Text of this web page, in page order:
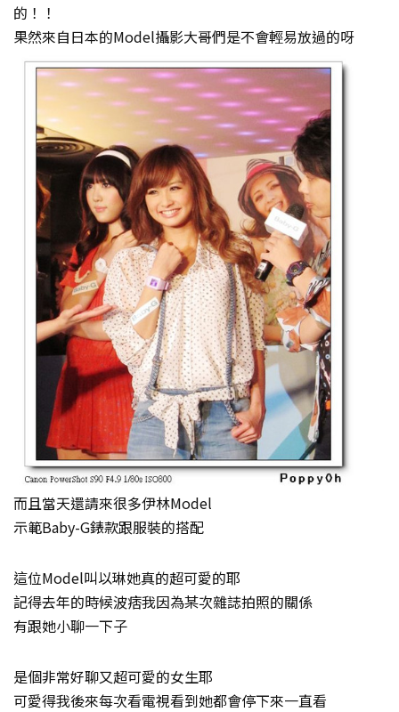
的！！
果然來自日本的Model攝影大哥們是不會輕易放過的呀
而且當天還請來很多伊林Model
示範Baby-G錶款跟服裝的搭配
這位Model叫以琳她真的超可愛的耶
記得去年的時候波痞我因為某次雜誌拍照的關係
有跟她小聊一下子
是個非常好聊又超可愛的女生耶
可愛得我後來每次看電視看到她都會停下來一直看